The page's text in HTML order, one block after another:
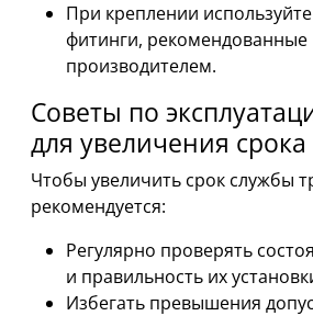
При креплении
фитинги, рекомендованные
производителем.
Советы по
для увеличения
Чтобы увеличить срок службы
рекомендуется:
Регулярно проверять
и правильность их
Избегать превышения